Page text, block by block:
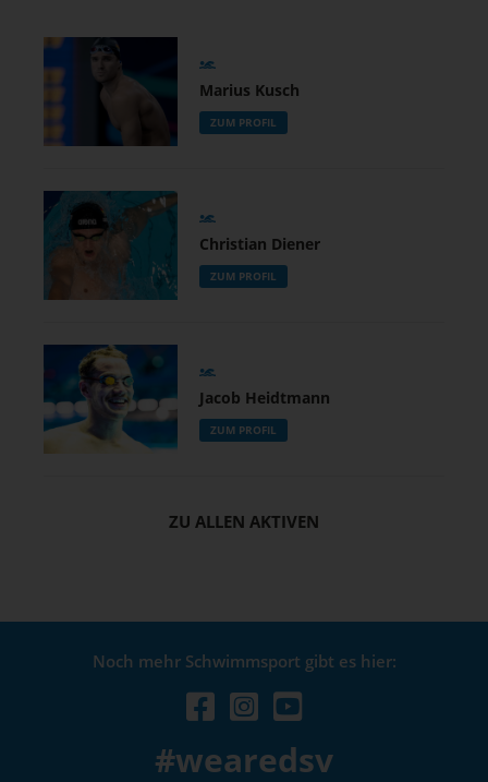
Marius Kusch
ZUM PROFIL
Christian Diener
ZUM PROFIL
Jacob Heidtmann
ZUM PROFIL
ZU ALLEN AKTIVEN
Noch mehr Schwimmsport gibt es hier:
#wearedsv